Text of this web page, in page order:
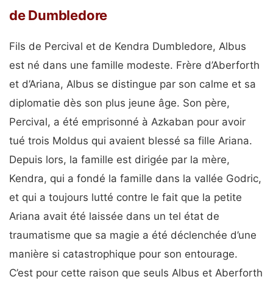
de Dumbledore
Fils de Percival et de Kendra Dumbledore, Albus
est né dans une famille modeste. Frère d’Aberforth
et d’Ariana, Albus se distingue par son calme et sa
diplomatie dès son plus jeune âge. Son père,
Percival, a été emprisonné à Azkaban pour avoir
tué trois Moldus qui avaient blessé sa fille Ariana.
Depuis lors, la famille est dirigée par la mère,
Kendra, qui a fondé la famille dans la vallée Godric,
et qui a toujours lutté contre le fait que la petite
Ariana avait été laissée dans un tel état de
traumatisme que sa magie a été déclenchée d’une
manière si catastrophique pour son entourage.
C’est pour cette raison que seuls Albus et Aberforth